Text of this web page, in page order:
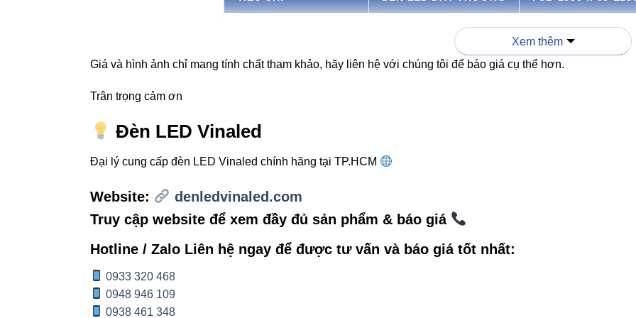
3200 lm/m
Khoảng 70
Độ đồng đều ánh sáng Không ổn định
Tính linh hoạt
4. Ứng dụng thực tế của Led dây FSB-
Xem thêm
Giá và hình ảnh chỉ mang tính chất tham khảo, hãy liên hệ với chúng tôi để báo giá cụ thể hơn.
Trân trọng cảm ơn
Đèn LED Vinaled
Đại lý cung cấp đèn LED Vinaled chính hãng tại TP.HCM
Website:
denledvinaled.com
Truy cập website để xem đầy đủ sản phẩm & báo giá
Hotline / Zalo Liên hệ ngay để được tư vấn và báo giá tốt nhất:
0933 320 468
0948 946 109
0938 461 348